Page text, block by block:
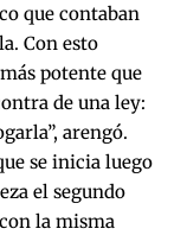
que contaban
Con esto
potente que
de una ley:
arengó.
se inicia luego
el segundo
la misma